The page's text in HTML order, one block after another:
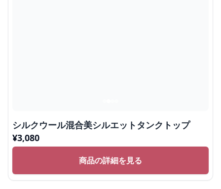
シルクウール混合美シルエットタンクトップ
¥3,080
商品の詳細を見る